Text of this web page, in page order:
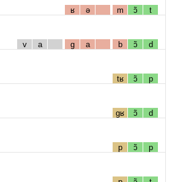
ʁ ə m ɔ̃ t
v a g a b ɔ̃ d
tʁ ɔ̃ p
gʁ ɔ̃ d
p ɔ̃ p